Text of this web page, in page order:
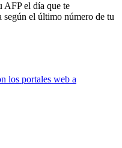
AFP el día que te
según el último número de tu